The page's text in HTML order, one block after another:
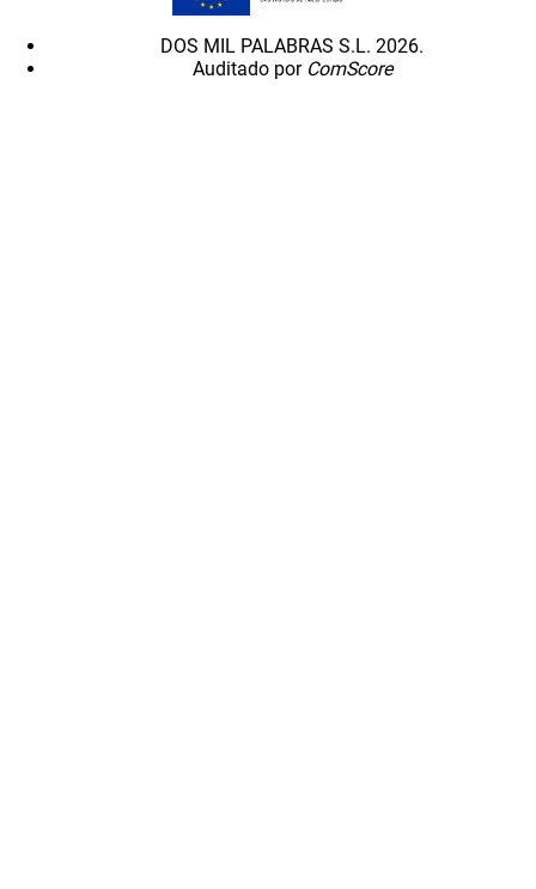
DOS MIL PALABRAS S.L. 2026.
Auditado por ComScore